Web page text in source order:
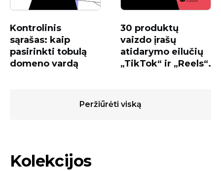
Kontrolinis
sąrašas: kaip
pasirinkti tobulą
domeno vardą
30 produktų
vaizdo įrašų
atidarymo eilučių
„TikTok“ ir „Reels“.
Peržiūrėti viską
Kolekcijos